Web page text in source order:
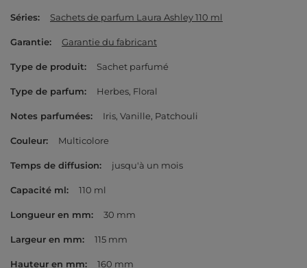
Séries Sachets de parfum Laura Ashley 110 ml
Garantie Garantie du fabricant
Type de produit Sachet parfumé
Type de parfum Herbes Floral
Notes parfumées Iris Vanille Patchouli
Couleur Multicolore
Temps de diffusion jusqu'à un mois
Capacité ml 110 ml
Longueur en mm 30 mm
Largeur en mm 115 mm
Hauteur en mm 160 mm